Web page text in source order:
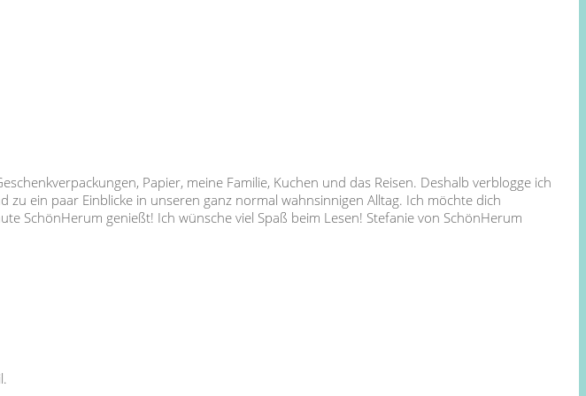
Papier, meine Familie, Kuchen und das Reisen. Deshalb verblogge ich
zu ein paar Einblicke in unseren ganz normal wahnsinnigen Alltag. Ich möchte dich
SchönHerum genießt! Ich wünsche viel Spaß beim Lesen! Stefanie von SchönHerum